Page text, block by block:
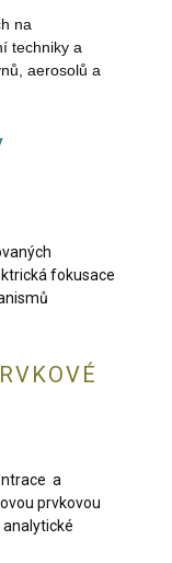
na
techniky a
aerosolů a
fokusace
a
prvkovou